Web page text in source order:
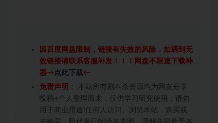
因百度网盘限制，链接有失效的风险，如遇到无
效链接请联系客服补发！！！网盘不限速下载神
器→ 点此下载←
免责声明 ： 本站所有剧本杀资源均为网友分享
投稿+个人整理而来，仅供学习研究使用，请勿
用于商业用途!任何人访问、浏览本站，购买或